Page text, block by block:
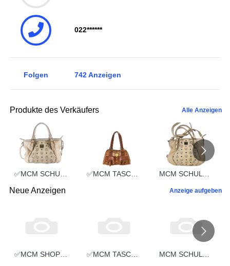
022******
Folgen 742Anzeigen
Produkte des Verkäufers Alle Anzeigen
Neue Anzeigen Anzeige aufgeben